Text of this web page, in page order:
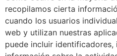
recopilamos cierta
cuando los usuarios
web y utilizan nuestras
puede incluir